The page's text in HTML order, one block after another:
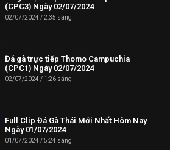
(CPC3) Ngày 02/07/2024
02/07/2024 2:35 sáng
Đá gà trực tiếp Thomo Campuchia
(CPC1) Ngày 02/07/2024
02/07/2024 1:26 sáng
Full Clip Đá Gà Thái Mới Nhất Hôm Nay
Ngày 01/07/2024
01/07/2024 5:24 sáng